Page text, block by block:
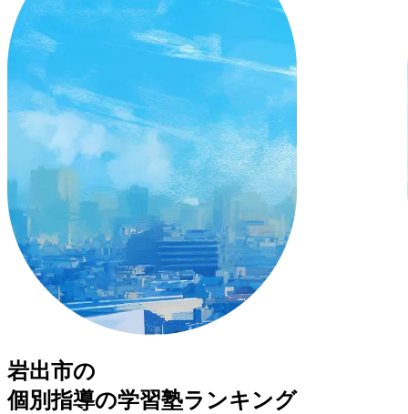
岩出市の
個別指導の学習塾ランキング